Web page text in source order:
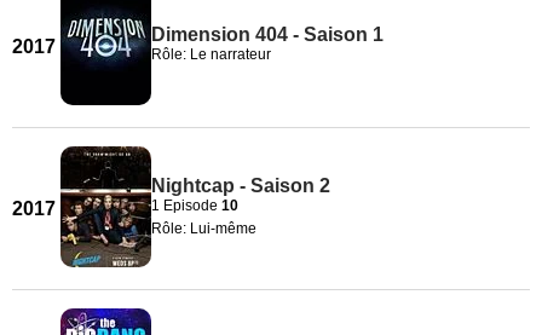
2017
Dimension 404 - Saison 1
Rôle: Le narrateur
2017
Nightcap - Saison 2
1 Episode 10
Rôle: Lui-même